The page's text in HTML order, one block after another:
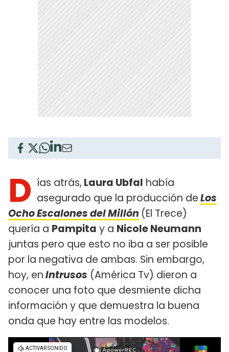
D ías atrás, Laura Ubfal había
asegurado que la producción deLos
Ocho Escalones del Millón (El Trece)
quería a Pampita y a Nicole Neumann
juntas pero que esto no iba a ser posible
por la negativa de ambas. Sin embargo,
hoy, enIntrusos (América Tv) dieron a
conocer una foto que desmiente dicha
información y que demuestra la buena
onda que hay entre las modelos.